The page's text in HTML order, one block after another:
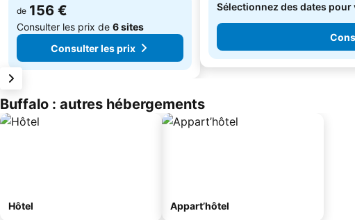
de 156 €
Consulter les prix de 6 sites
Consulter les prix
Sélectionnez des dates
Buffalo : autres hébergements
Hôtel Appart’hôtel